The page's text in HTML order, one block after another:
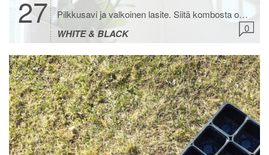
27 Pilkkusavi ja valkoinen lasite. Siitä kombosta on tullut keramiikassa mun suosikkini. Oon tehnyt paljon astioita tällä kombolla ja nyt tein maljakon. Äiti toi ihania ruusuja, joista on vielä osa jäljellä. Laitoin ne tuohon uuteen maljakkoon. Pöydällä näkyvät rusetti ja palloalusta ovat myös tekemiäni. Ootko sä koskaan muotoillu savesta? Mitä tykkäsit? Kahden yön päästä ollaan lähdössä […]
WHITE & BLACK 0